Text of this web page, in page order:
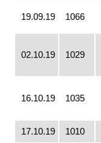
19.09.19 1066
02.10.19 1029
16.10.19 1035
17.10.19 1010